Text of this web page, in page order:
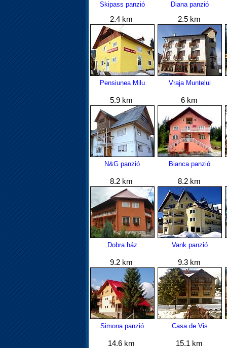
Skipass panzió Diana panzió
2.4 km
Pensiunea Milu
2.5 km
Vraja Muntelui
5.9 km
N&G panzió
6 km
Bianca panzió
8.2 km
Dobra ház
8.2 km
Vank panzió
9.2 km
Simona panzió
9.3 km
Casa de Vis
14.6 km 15.1 km